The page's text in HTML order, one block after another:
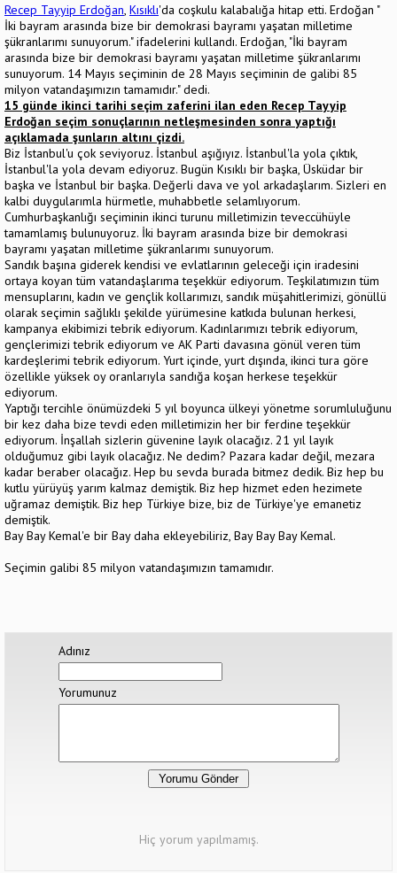
Recep Tayyip Erdoğan, Kısıklı'da coşkulu kalabalığa hitap etti. Erdoğan "
İki bayram arasında bize bir demokrasi bayramı yaşatan milletime
şükranlarımı sunuyorum." ifadelerini kullandı. Erdoğan, "İki bayram
arasında bize bir demokrasi bayramı yaşatan milletime şükranlarımı
sunuyorum. 14 Mayıs seçiminin de 28 Mayıs seçiminin de galibi 85
milyon vatandaşımızın tamamıdır." dedi.
15 günde ikinci tarihi seçim zaferini ilan eden Recep Tayyip
Erdoğan seçim sonuçlarının netleşmesinden sonra yaptığı
açıklamada şunların altını çizdi.
Biz İstanbul'u çok seviyoruz. İstanbul aşığıyız. İstanbul'la yola çıktık,
İstanbul'la yola devam ediyoruz. Bugün Kısıklı bir başka, Üsküdar bir
başka ve İstanbul bir başka. Değerli dava ve yol arkadaşlarım. Sizleri en
kalbi duygularımla hürmetle, muhabbetle selamlıyorum.
Cumhurbaşkanlığı seçiminin ikinci turunu milletimizin teveccühüyle
tamamlamış bulunuyoruz. İki bayram arasında bize bir demokrasi
bayramı yaşatan milletime şükranlarımı sunuyorum.
Sandık başına giderek kendisi ve evlatlarının geleceği için iradesini
ortaya koyan tüm vatandaşlarıma teşekkür ediyorum. Teşkilatımızın tüm
mensuplarını, kadın ve gençlik kollarımızı, sandık müşahitlerimizi, gönüllü
olarak seçimin sağlıklı şekilde yürümesine katkıda bulunan herkesi,
kampanya ekibimizi tebrik ediyorum. Kadınlarımızı tebrik ediyorum,
gençlerimizi tebrik ediyorum ve AK Parti davasına gönül veren tüm
kardeşlerimi tebrik ediyorum. Yurt içinde, yurt dışında, ikinci tura göre
özellikle yüksek oy oranlarıyla sandığa koşan herkese teşekkür
ediyorum.
Yaptığı tercihle önümüzdeki 5 yıl boyunca ülkeyi yönetme sorumluluğunu
bir kez daha bize tevdi eden milletimizin her bir ferdine teşekkür
ediyorum. İnşallah sizlerin güvenine layık olacağız. 21 yıl layık
olduğumuz gibi layık olacağız. Ne dedim? Pazara kadar değil, mezara
kadar beraber olacağız. Hep bu sevda burada bitmez dedik. Biz hep bu
kutlu yürüyüş yarım kalmaz demiştik. Biz hep hizmet eden hezimete
uğramaz demiştik. Biz hep Türkiye bize, biz de Türkiye'ye emanetiz
demiştik.
Bay Bay Kemal'e bir Bay daha ekleyebiliriz, Bay Bay Bay Kemal.
Seçimin galibi 85 milyon vatandaşımızın tamamıdır.
Adınız
Yorumunuz
Hiç yorum yapılmamış.